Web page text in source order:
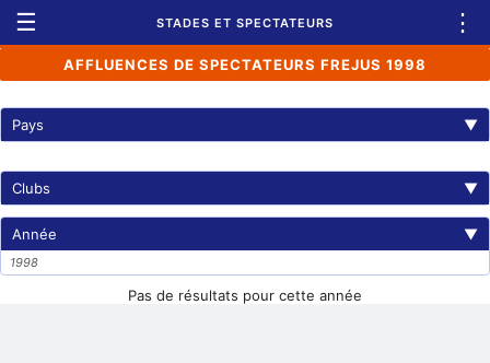
☰ STADES ET SPECTATEURS ⋮
AFFLUENCES DE SPECTATEURS FREJUS 1998
Pays ▼
Clubs ▼
Année ▼
1998
Pas de résultats pour cette année